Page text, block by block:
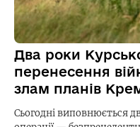
Два роки
перенесення
злам планів
Сьогодні виповнюється